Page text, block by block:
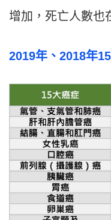
增加，死亡人數也
2019年、2018年